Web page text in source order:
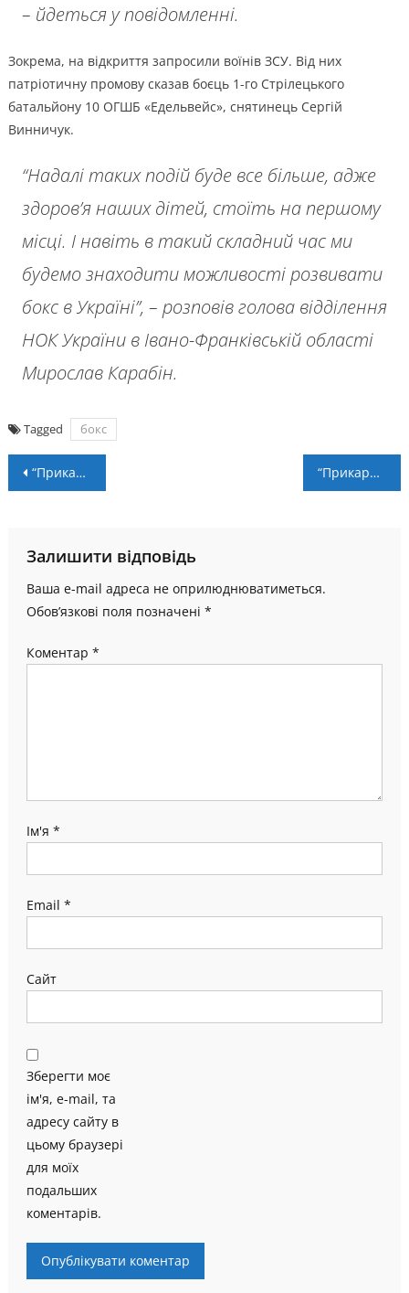
– йдеться у повідомленні.
Зокрема, на відкриття запросили воїнів ЗСУ. Від них
патріотичну промову сказав боєць 1-го Стрілецького
батальйону 10 ОГШБ «Едельвейс», снятинець Сергій
Винничук.
“Надалі таких подій буде все більше, адже
здоровʼя наших дітей, стоїть на першому
місці. І навіть в такий складний час ми
будемо знаходити можливості розвивати
бокс в Україні”, – розповів голова відділення
НОК України в Івано-Франківській області
Мирослав Карабін.
Tagged бокс
Навігація
“Прикарпаття” зазнало поразки в Кубку України “Прикарпаття-ЗСУ” – “Епіцентр” – 1:2. Післямова кубкового матчу
Залишити відповідь
Ваша e-mail адреса не оприлюднюватиметься.
Обов’язкові поля позначені *
Коментар *
Ім'я *
Email *
Сайт
Зберегти моє
ім'я, e-mail, та
адресу сайту в
цьому браузері
для моїх
подальших
коментарів.